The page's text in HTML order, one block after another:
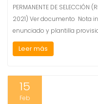
PERMANENTE DE SELECCIÓN
2021) Ver documento Nota
enunciado y plantilla
Leer más
15
Feb